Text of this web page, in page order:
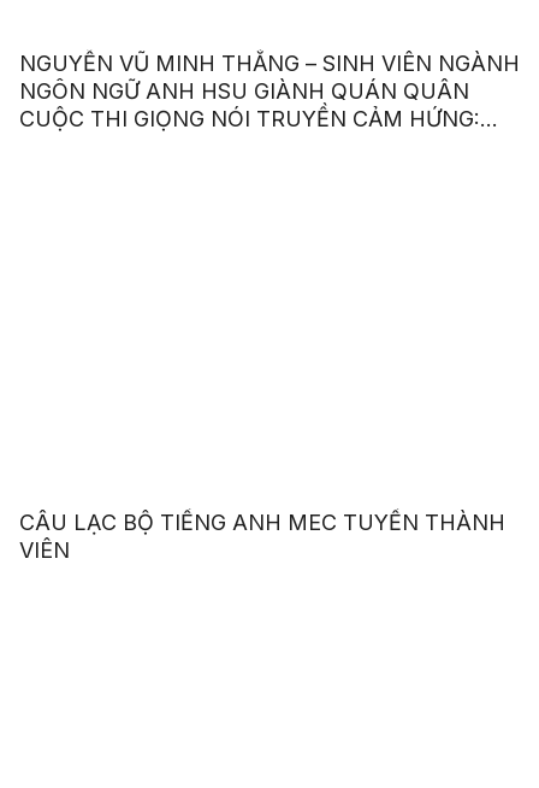
NGUYỄN VŨ MINH THẮNG – SINH VIÊN NGÀNH
NGÔN NGỮ ANH HSU GIÀNH QUÁN QUÂN
CUỘC THI GIỌNG NÓI TRUYỀN CẢM HỨNG:
CÂU LẠC BỘ TIẾNG ANH MEC TUYỂN THÀNH
VIÊN